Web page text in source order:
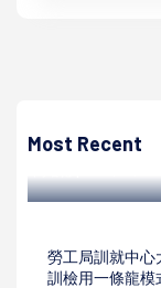
Most Recent
金救助低利貸款
勞工局訓就中心
訓檢用一條龍模